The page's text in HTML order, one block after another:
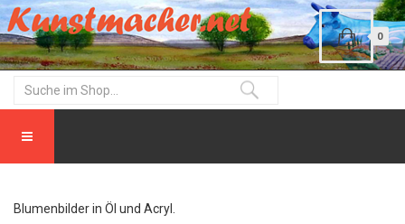
0
Blumenbilder in Öl und Acryl.